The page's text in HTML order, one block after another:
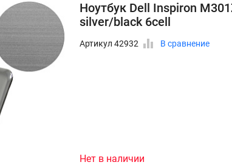
Ноутбук Dell Inspiron
silver/black 6cell
Артикул 42932 В сравнение
Нет в наличии